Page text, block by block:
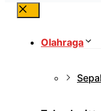
Close
Olahraga